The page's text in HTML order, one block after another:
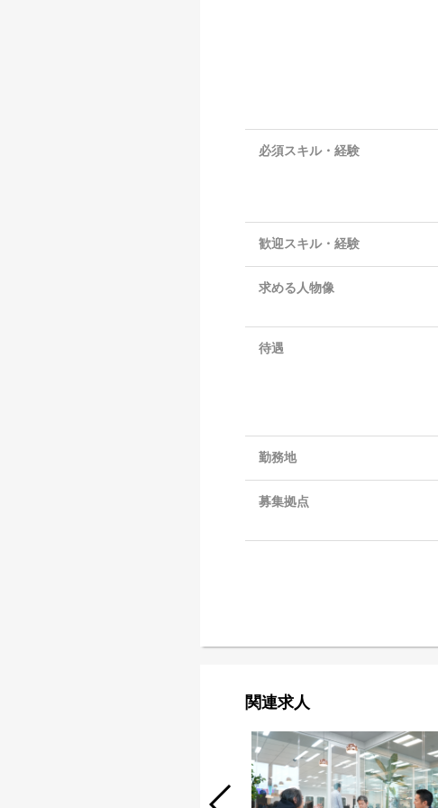
必須スキル・経験
歓迎スキル・経験
求める人物像
待遇
勤務地
募集拠点
関連求人